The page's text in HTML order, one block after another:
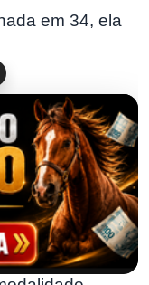
em 34, ela
na milhar 5734